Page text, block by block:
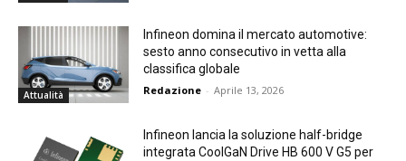
Attualità
Infineon domina il mercato automotive:
sesto anno consecutivo in vetta alla
classifica globale
Redazione - Aprile 13, 2026
Infineon lancia la soluzione half-bridge
integrata CoolGaN Drive HB 600 V G5 per